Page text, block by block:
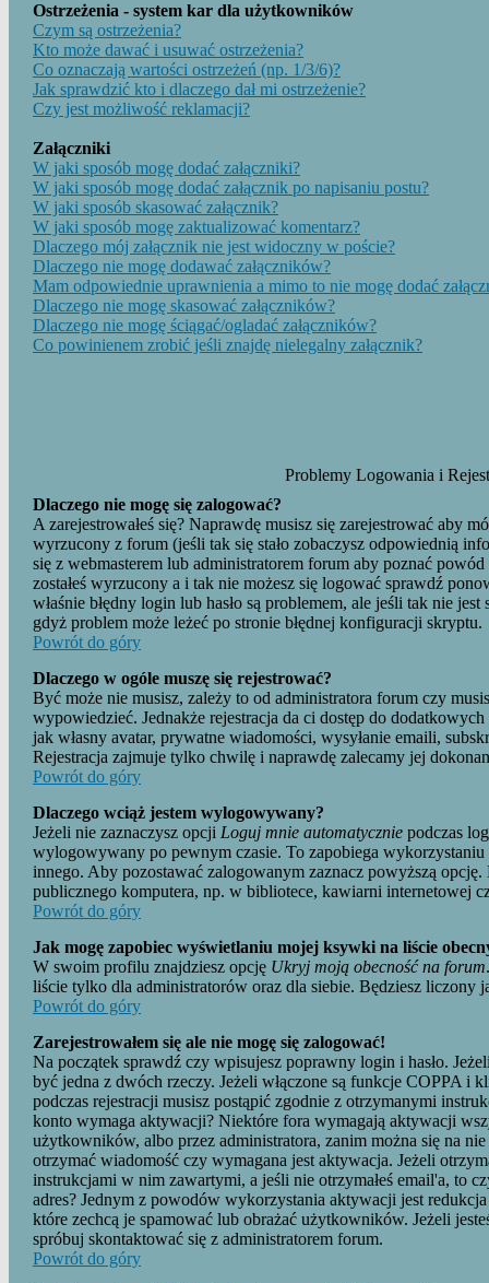
Ostrzeżenia - system kar dla użytkowników
Czym są ostrzeżenia?
Kto może dawać i usuwać ostrzeżenia?
Co oznaczają wartości ostrzeżeń (np. 1/3/6)?
Jak sprawdzić kto i dlaczego dał mi ostrzeżenie?
Czy jest możliwość reklamacji?
Załączniki
W jaki sposób mogę dodać załączniki?
W jaki sposób mogę dodać załącznik po napisaniu postu?
W jaki sposób skasować załącznik?
W jaki sposób mogę zaktualizować komentarz?
Dlaczego mój załącznik nie jest widoczny w poście?
Dlaczego nie mogę dodawać załączników?
Mam odpowiednie uprawnienia a mimo to nie mogę dodać
Dlaczego nie mogę skasować załączników?
Dlaczego nie mogę ściągać/ogladać załączników?
Co powinienem zrobić jeśli znajdę nielegalny załącznik?
Problemy Logowania i
Dlaczego nie mogę się zalogować?
A zarejestrowałeś się? Naprawdę musisz się zarejestrować aby
wyrzucony z forum (jeśli tak się stało zobaczysz odpowiednią
się z webmasterem lub administratorem forum aby poznać powód
zostałeś wyrzucony a i tak nie możesz się logować sprawdź
właśnie błędny login lub hasło są problemem, ale jeśli tak nie
gdyż problem może leżeć po stronie błędnej konfiguracji skryptu.
Powrót do góry
Dlaczego w ogóle muszę się rejestrować?
Być może nie musisz, zależy to od administratora forum czy
wypowiedzieć. Jednakże rejestracja da ci dostęp do
jak własny avatar, prywatne wiadomości, wysyłanie emaili,
Rejestracja zajmuje tylko chwilę i naprawdę zalecamy jej
Powrót do góry
Dlaczego wciąż jestem wylogowywany?
Jeżeli nie zaznaczysz opcji Loguj mnie automatycznie podczas
wylogowywany po pewnym czasie. To zapobiega
innego. Aby pozostawać zalogowanym zaznacz powyższą
publicznego komputera, np. w bibliotece, kawiarni internetowej
Powrót do góry
Jak mogę zapobiec wyświetlaniu mojej ksywki na liście
W swoim profilu znajdziesz opcję Ukryj moją obecność na forum
liście tylko dla administratorów oraz dla siebie. Będziesz liczony
Powrót do góry
Zarejestrowałem się ale nie mogę się zalogować!
Na początek sprawdź czy wpisujesz poprawny login i hasło.
być jedna z dwóch rzeczy. Jeżeli włączone są funkcje COPPA i
podczas rejestracji musisz postąpić zgodnie z otrzymanymi
konto wymaga aktywacji? Niektóre fora wymagają aktywacji
użytkowników, albo przez administratora, zanim można się na
otrzymać wiadomość czy wymagana jest aktywacja. Jeżeli
instrukcjami w nim zawartymi, a jeśli nie otrzymałeś email'a, to
adres? Jednym z powodów wykorzystania aktywacji jest
które zechcą je spamować lub obrażać użytkowników. Jeżeli
spróbuj skontaktować się z administratorem forum.
Powrót do góry